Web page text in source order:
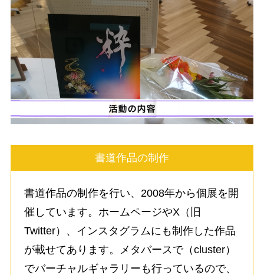
書道作品の制作
書道作品の制作を行い、2008年から個展を開
催しています。ホームページやX（旧
Twitter）、インスタグラムにも制作した作品
が載せてあります。メタバースで（cluster）
でバーチャルギャラリーも行っているので、